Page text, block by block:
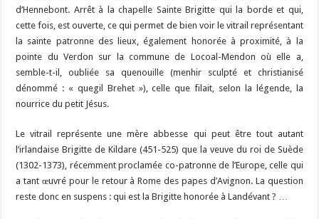
d’Hennebont. Arrêt à la chapelle Sainte Brigitte qui la borde et qui,
cette fois, est ouverte, ce qui permet de bien voir le vitrail représentant
la sainte patronne des lieux, également honorée à proximité, à la
pointe du Verdon sur la commune de Locoal-Mendon où elle a,
semble-t-il, oubliée sa quenouille (menhir sculpté et christianisé
dénommé : « quegil Brehet »), celle que filait, selon la légende, la
nourrice du petit Jésus.
Le vitrail représente une mère abbesse qui peut être tout autant
l’irlandaise Brigitte de Kildare (451-525) que la veuve du roi de Suède
(1302-1373), récemment proclamée co-patronne de l’Europe, celle qui
a tant œuvré pour le retour à Rome des papes d’Avignon. La question
reste donc en suspens : qui est la Brigitte honorée à Landévant ? …